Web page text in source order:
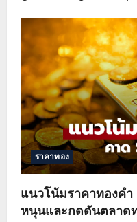
ราคาทอง
แนวโน้มราคาทองคำ
หนุนและกดดันตลาด